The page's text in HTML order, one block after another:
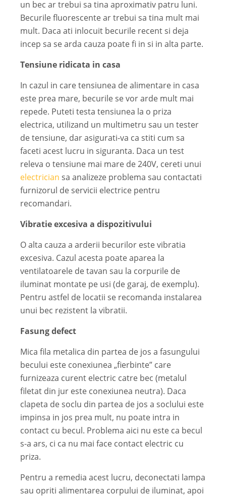
un bec ar trebui sa tina aproximativ patru luni.
Becurile fluorescente ar trebui sa tina mult mai
mult. Daca ati inlocuit becurile recent si deja
incep sa se arda cauza poate fi in si in alta parte.
Tensiune ridicata in casa
In cazul in care tensiunea de alimentare in casa
este prea mare, becurile se vor arde mult mai
repede. Puteti testa tensiunea la o priza
electrica, utilizand un multimetru sau un tester
de tensiune, dar asigurati-va ca stiti cum sa
faceti acest lucru in siguranta. Daca un test
releva o tensiune mai mare de 240V, cereti unui
electrician sa analizeze problema sau contactati
furnizorul de servicii electrice pentru
recomandari.
Vibratie excesiva a dispozitivului
O alta cauza a arderii becurilor este vibratia
excesiva. Cazul acesta poate aparea la
ventilatoarele de tavan sau la corpurile de
iluminat montate pe usi (de garaj, de exemplu).
Pentru astfel de locatii se recomanda instalarea
unui bec rezistent la vibratii.
Fasung defect
Mica fila metalica din partea de jos a fasungului
becului este conexiunea „fierbinte” care
furnizeaza curent electric catre bec (metalul
filetat din jur este conexiunea neutra). Daca
clapeta de soclu din partea de jos a soclului este
impinsa in jos prea mult, nu poate intra in
contact cu becul. Problema aici nu este ca becul
s-a ars, ci ca nu mai face contact electric cu
priza.
Pentru a remedia acest lucru, deconectati lampa
sau opriti alimentarea corpului de iluminat, apoi